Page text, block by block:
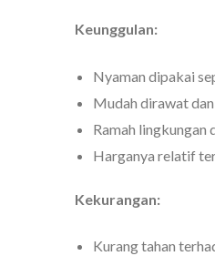
Keunggulan:
Nyaman dipakai
Mudah dirawat
Ramah lingkungan
Harganya relatif
Kekurangan:
Kurang tahan